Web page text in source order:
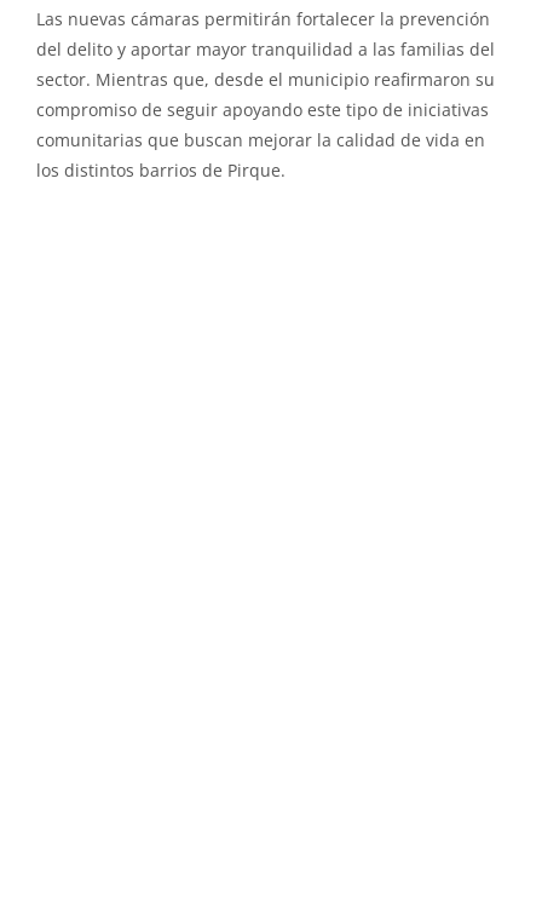
Las nuevas cámaras permitirán fortalecer la prevención
del delito y aportar mayor tranquilidad a las familias del
sector. Mientras que, desde el municipio reafirmaron su
compromiso de seguir apoyando este tipo de iniciativas
comunitarias que buscan mejorar la calidad de vida en
los distintos barrios de Pirque.